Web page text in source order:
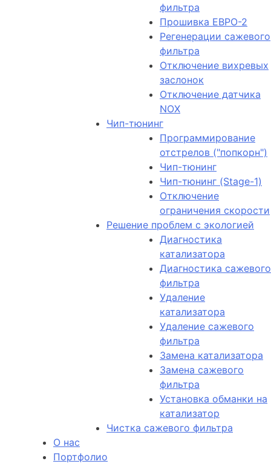
фильтра
Прошивка ЕВРО-2
Регенерации сажевого
фильтра
Отключение вихревых
заслонок
Отключение датчика
NOX
Чип-тюнинг
Программирование
отстрелов ("попкорн")
Чип-тюнинг
Чип-тюнинг (Stage-1)
Отключение
ограничения скорости
Решение проблем с экологией
Диагностика
катализатора
Диагностика сажевого
фильтра
Удаление
катализатора
Удаление сажевого
фильтра
Замена катализатора
Замена сажевого
фильтра
Установка обманки на
катализатор
Чистка сажевого фильтра
О нас
Портфолио